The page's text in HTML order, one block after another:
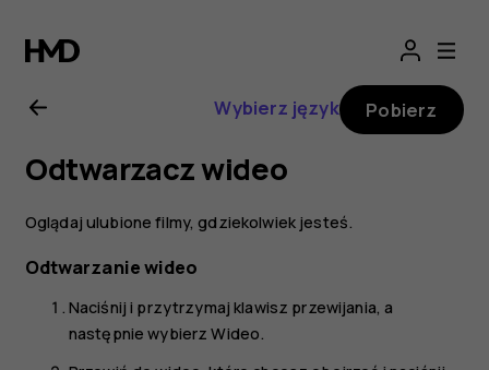
Nokia
2720
—
instrukcja
obsługi
Wybierz język Pobierz
Odtwarzacz wideo
Oglądaj ulubione filmy, gdziekolwiek jesteś.
Odtwarzanie wideo
Naciśnij i przytrzymaj klawisz przewijania, a
następnie wybierzWideo.